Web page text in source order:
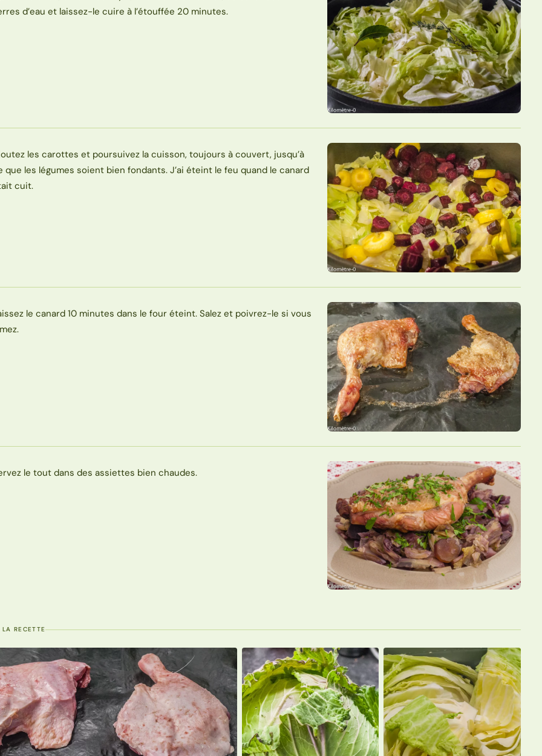
d’eau et laissez-le cuire à l’étouffée 20 minutes.
les carottes et poursuivez la cuisson, toujours à couvert, jusqu’à
que les légumes soient bien fondants. J’ai éteint le feu quand le canard
cuit.
le canard 10 minutes dans le four éteint. Salez et poivrez-le si vous
le tout dans des assiettes bien chaudes.
RECETTE